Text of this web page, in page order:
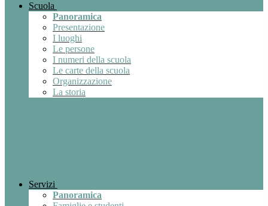
Scuola
Panoramica
Presentazione
I luoghi
Le persone
I numeri della scuola
Le carte della scuola
Organizzazione
La storia
Servizi
Panoramica